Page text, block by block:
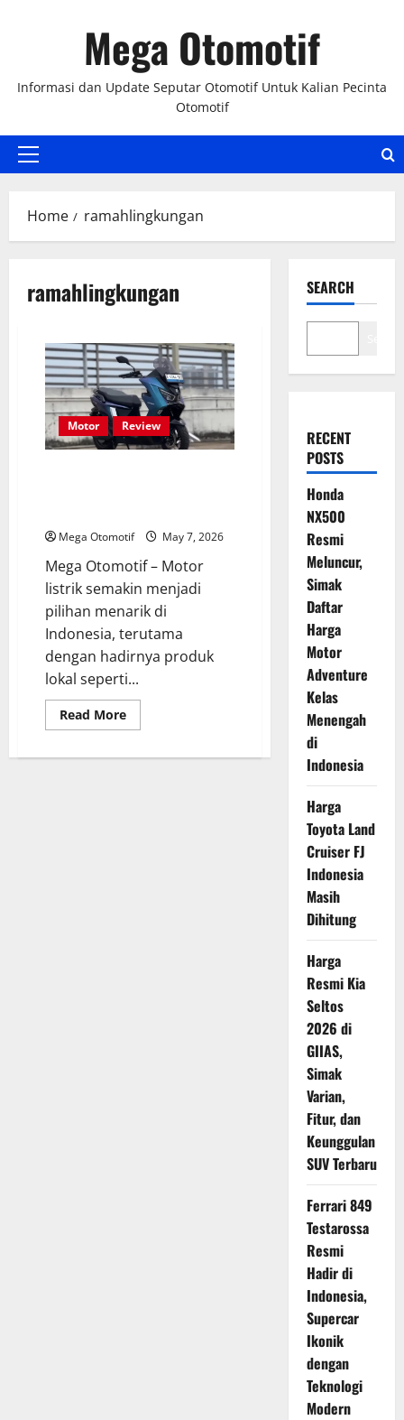
Mega Otomotif
Informasi dan Update Seputar Otomotif Untuk Kalian Pecinta
Otomotif
Primary
Home ramahlingkungan
ramahlingkungan
Motor Review
Mega Otomotif May 7, 2026
Mega Otomotif – Motor
listrik semakin menjadi
pilihan menarik di
Indonesia, terutama
dengan hadirnya produk
lokal seperti...
Read MoreRead
more
Test
SEARCH
RECENT
POSTS
Honda
NX500
Resmi
Meluncur,
Simak
Daftar
Harga
Motor
Adventure
Kelas
Menengah
di
Indonesia
Harga
Toyota Land
Cruiser FJ
Indonesia
Masih
Dihitung
Harga
Resmi Kia
Seltos
2026 di
GIIAS,
Simak
Varian,
Fitur, dan
Keunggulan
SUV Terbaru
Ferrari 849
Testarossa
Resmi
Hadir di
Indonesia,
Supercar
Ikonik
dengan
Teknologi
Modern